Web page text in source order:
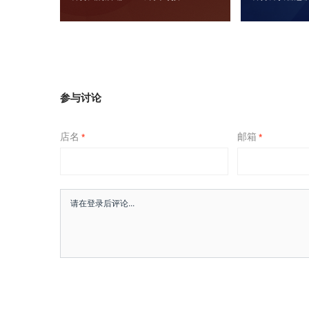
参与讨论
店名 * 邮箱 *